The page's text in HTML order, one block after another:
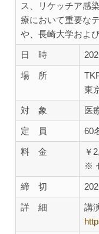
ス、リケッチア感
療において重要な
や、長崎大学およ
日 時
場 所
東
対 象 医
定 員 60
料 金
￥
※
締 切
詳 細
講